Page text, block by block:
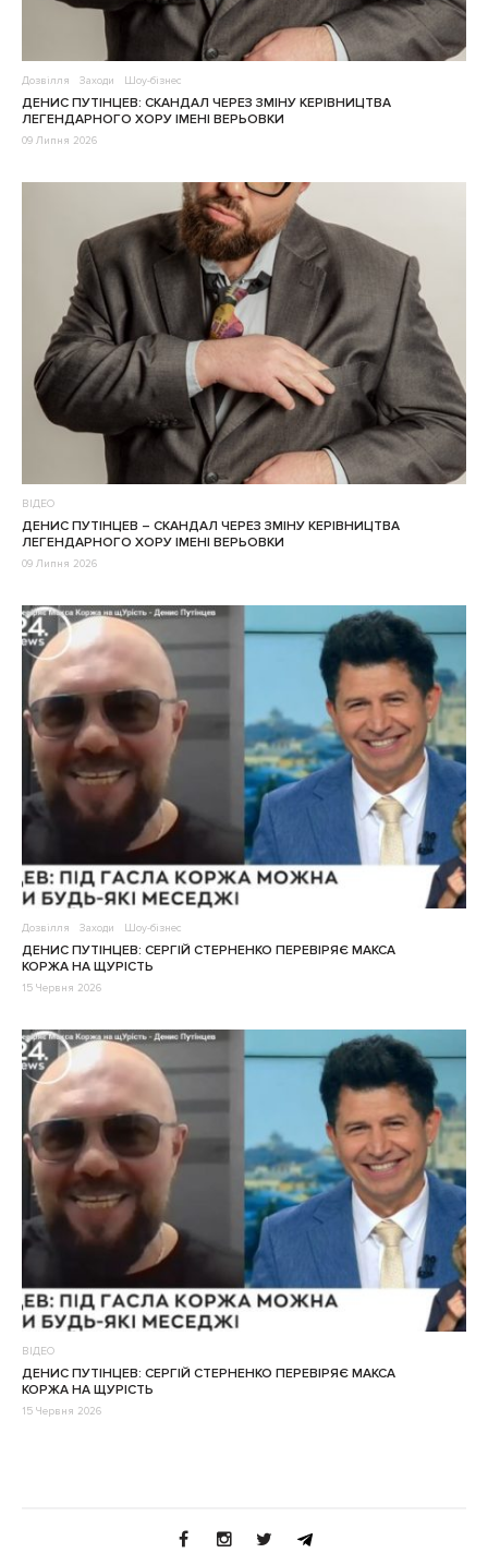
Дозвілля Заходи Шоу-бізнес
ДЕНИС ПУТІНЦЕВ: СКАНДАЛ ЧЕРЕЗ ЗМІНУ КЕРІВНИЦТВА
ЛЕГЕНДАРНОГО ХОРУ ІМЕНІ ВЕРЬОВКИ
09 Липня 2026
ВІДЕО
ДЕНИС ПУТІНЦЕВ – CКАНДАЛ ЧЕРЕЗ ЗМІНУ КЕРІВНИЦТВА
ЛЕГЕНДАРНОГО ХОРУ ІМЕНІ ВЕРЬОВКИ
09 Липня 2026
Дозвілля Заходи Шоу-бізнес
ДЕНИС ПУТІНЦЕВ: СЕРГІЙ СТЕРНЕНКО ПЕРЕВІРЯЄ МАКСА
КОРЖА НА ЩУРІСТЬ
15 Червня 2026
ВІДЕО
ДЕНИС ПУТІНЦЕВ: СЕРГІЙ СТЕРНЕНКО ПЕРЕВІРЯЄ МАКСА
КОРЖА НА ЩУРІСТЬ
15 Червня 2026